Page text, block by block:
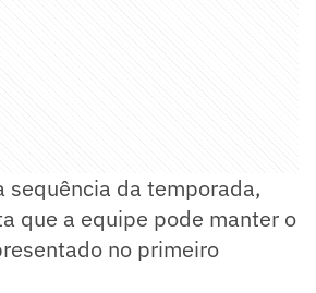
sequência da temporada,
que a equipe pode manter o
no primeiro